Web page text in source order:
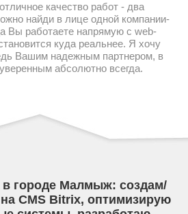
качество работ - два
найди в лице одной компании-
Вы работаете напрямую с web-
куда реальнее. Я хочу
Вашим надежным партнером, в
абсолютно всегда.
в городе Малмыж: создам/
CMS Bitrix, оптимизирую